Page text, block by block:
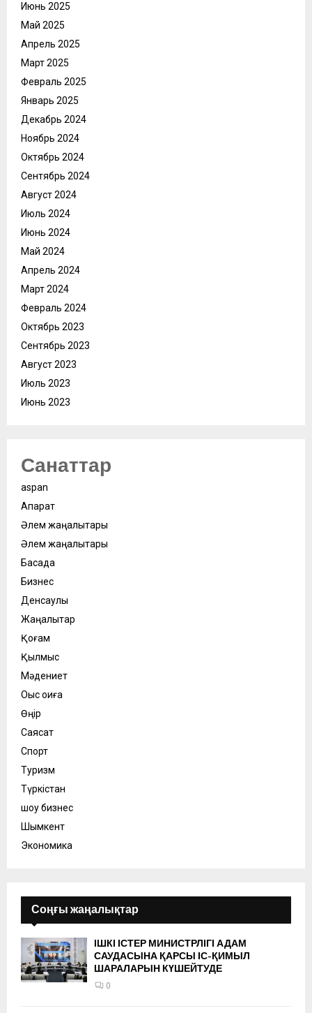
Июнь 2025
Май 2025
Апрель 2025
Март 2025
Февраль 2025
Январь 2025
Декабрь 2024
Ноябрь 2024
Октябрь 2024
Сентябрь 2024
Август 2024
Июль 2024
Июнь 2024
Май 2024
Апрель 2024
Март 2024
Февраль 2024
Октябрь 2023
Сентябрь 2023
Август 2023
Июль 2023
Июнь 2023
Санаттар
aspan
Ақпарат
Әлем жаңалықтары
Әлем жаңалықтары
Басқада
Бизнес
Денсаулық
Жаңалықтар
Қоғам
Қылмыс
Мәдениет
Оқыс оқиға
Өңір
Саясат
Спорт
Туризм
Түркістан
шоу бизнес
Шымкент
Экономика
Соңғы жаңалықтар
ІШКІ ІСТЕР МИНИСТРЛІГІ АДАМ
САУДАСЫНА ҚАРСЫ ІС-ҚИМЫЛ
ШАРАЛАРЫН КҮШЕЙТУДЕ
0